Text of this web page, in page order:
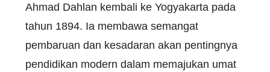
Ahmad Dahlan kembali ke Yogyakarta pada
tahun 1894. Ia membawa semangat
pembaruan dan kesadaran akan pentingnya
pendidikan modern dalam memajukan umat